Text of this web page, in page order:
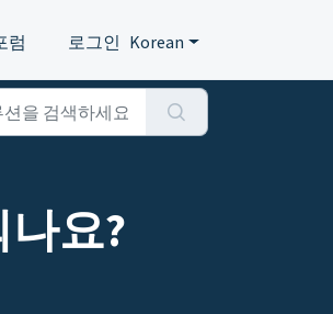
럼 로그인 Korean
요?